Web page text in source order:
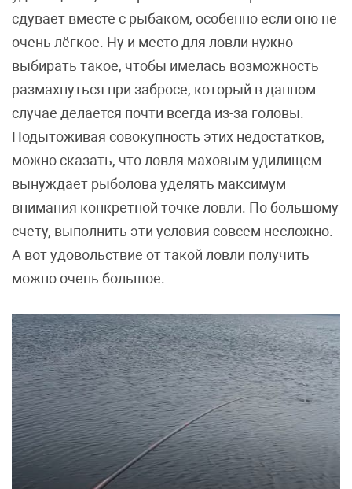
сдувает вместе с рыбаком, особенно если оно не
очень лёгкое. Ну и место для ловли нужно
выбирать такое, чтобы имелась возможность
размахнуться при забросе, который в данном
случае делается почти всегда из-за головы.
Подытоживая совокупность этих недостатков,
можно сказать, что ловля маховым удилищем
вынуждает рыболова уделять максимум
внимания конкретной точке ловли. По большому
счету, выполнить эти условия совсем несложно.
А вот удовольствие от такой ловли получить
можно очень большое.